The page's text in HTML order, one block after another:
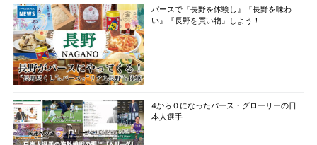
パースで『長野を体験し』『長野を味わ
い』『長野を買い物』しよう！
4から０になったパース・グローリーの日
本人選手